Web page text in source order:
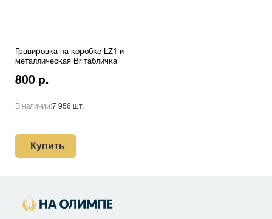
Гравировка на коробке LZ1 и
металлическая Br табличка
800 р.
В наличии:7 956 шт.
Купить